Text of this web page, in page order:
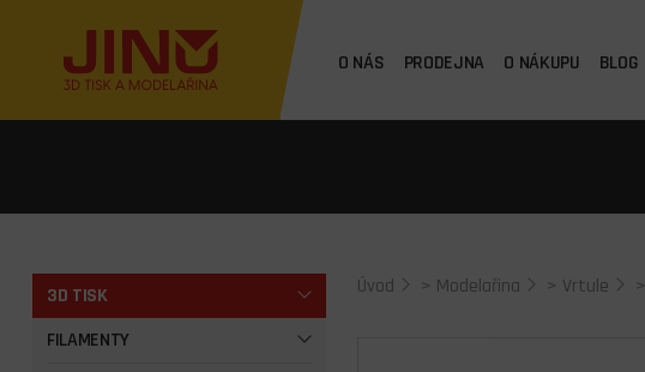
O NÁS PRODEJNA O NÁKUPU BLOG
3D TISK
FILAMENTY
Úvod > Modelařina > Vrtule >